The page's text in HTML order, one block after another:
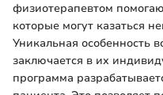
физиотерапевтом
которые могут казаться
Уникальная особенность
заключается в их
программа